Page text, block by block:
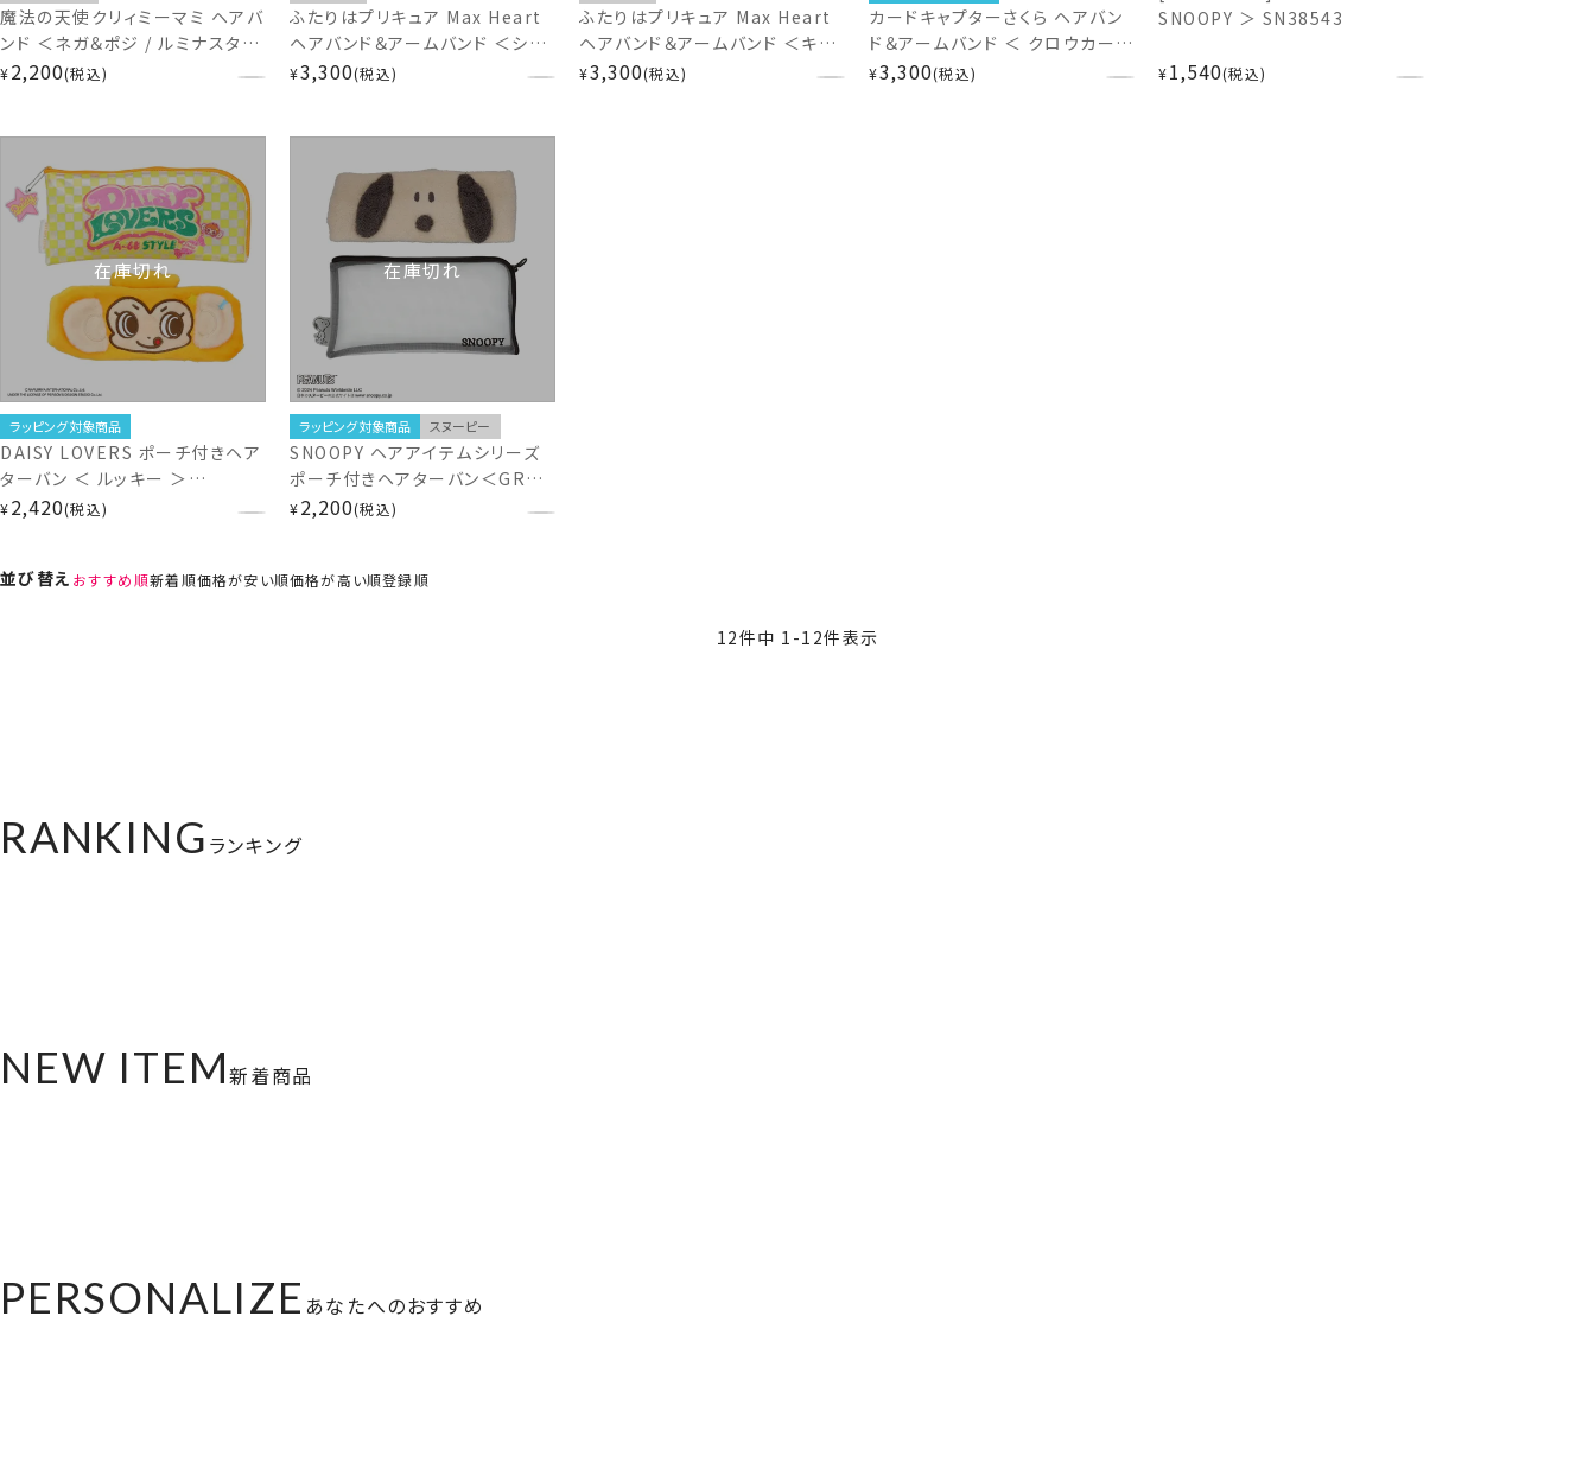
魔法の天使クリィミーマミ ヘアバ
ンド ＜ネガ＆ポジ / ルミナスター
＞ shobido 粧美堂
¥2,200 税込
ふたりはプリキュア Max Heart
ヘアバンド＆アームバンド ＜シャ
イニールミナス＞ PR21262
¥3,300 税込
ふたりはプリキュア Max Heart
ヘアバンド＆アームバンド ＜キュ
アホワイト＞ PR21261
¥3,300 税込
カードキャプターさくら ヘアバン
ド＆アームバンド ＜ クロウカード
/ さくらカード / クリアカード / 黒
¥3,300 税込
SNOOPY ＞ SN38543
¥1,540 税込
在庫切れ
ラッピング対象商品
DAISY LOVERS ポーチ付きヘア
ターバン ＜ ルッキー ＞
PS46539 デイジーラヴァーズ
¥2,420 税込
在庫切れ
ラッピング対象商品 スヌーピー
SNOOPY ヘアアイテムシリーズ
ポーチ付きヘアターバン＜GRAY
＞ スヌーピー PEANUTS
¥2,200 税込
並び替え おすすめ順新着順価格が安い順価格が高い順登録順
12件中 1 -12件表示
RANKING ランキング
NEW ITEM新着商品
PERSONALIZE あなたへのおすすめ